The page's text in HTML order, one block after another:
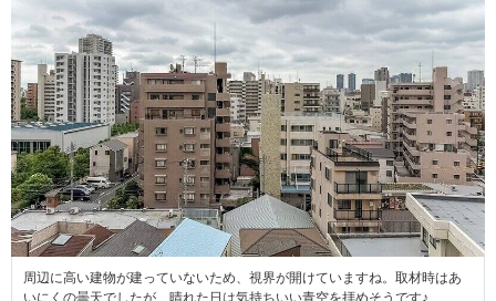
周辺に高い建物が建っていないため、視界が開けていますね。取材時はあ
いにくの曇天でしたが、晴れた日は気持ちいい青空を拝めそうです♪